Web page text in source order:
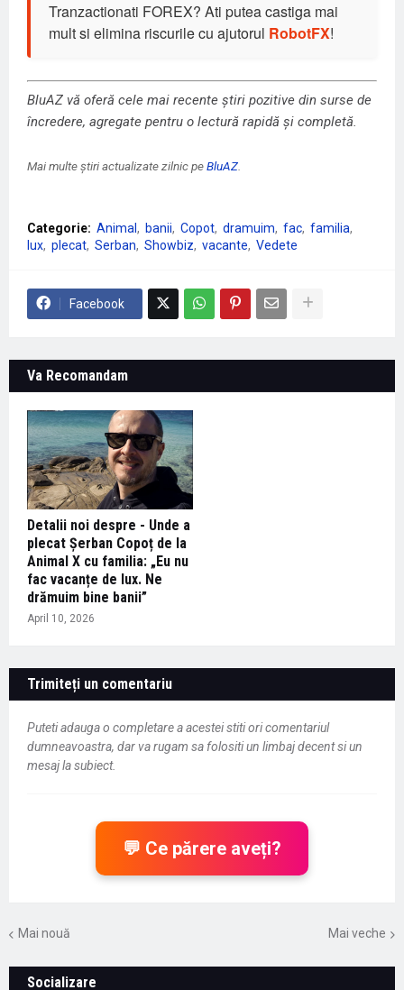
Tranzactionati FOREX? Ati putea castiga mai
mult si elimina riscurile cu ajutorul RobotFX!
BluAZ vă oferă cele mai recente știri pozitive din surse de
încredere, agregate pentru o lectură rapidă și completă.
Mai multe știri actualizate zilnic peBluAZ
Categorie: Animal banii Copot dramuim fac familia
lux plecat Serban Showbiz vacante Vedete
Facebook
Va Recomandam
Detalii noi despre - Unde a
plecat Șerban Copoț de la
Animal X cu familia: „Eu nu
fac vacanțe de lux. Ne
drămuim bine banii”
April 10, 2026
Trimiteți un comentariu
Puteti adauga o completare a acestei stiti ori comentariul
dumneavoastra, dar va rugam sa folositi un limbaj decent si un
mesaj la subiect.
💬 Ce părere aveți?
Mai nouă Mai veche
Socializare